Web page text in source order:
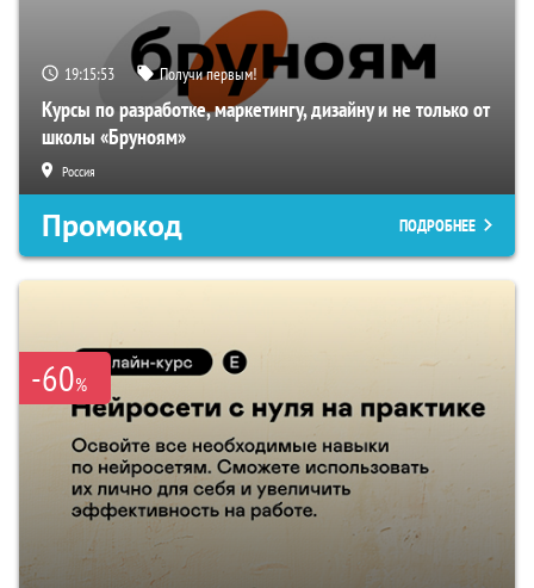
19:15:52 Получи первым!
Курсы по разработке, маркетингу, дизайну и не только от
школы «Бруноям»
Россия
Промокод ПОДРОБНЕЕ
-60%